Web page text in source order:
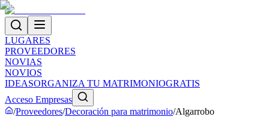
LUGARES
PROVEEDORES
NOVIAS
NOVIOS
IDEASORGANIZA TU MATRIMONIOGRATIS
Acceso Empresas
/Proveedores/Decoración para matrimonio/Algarrobo